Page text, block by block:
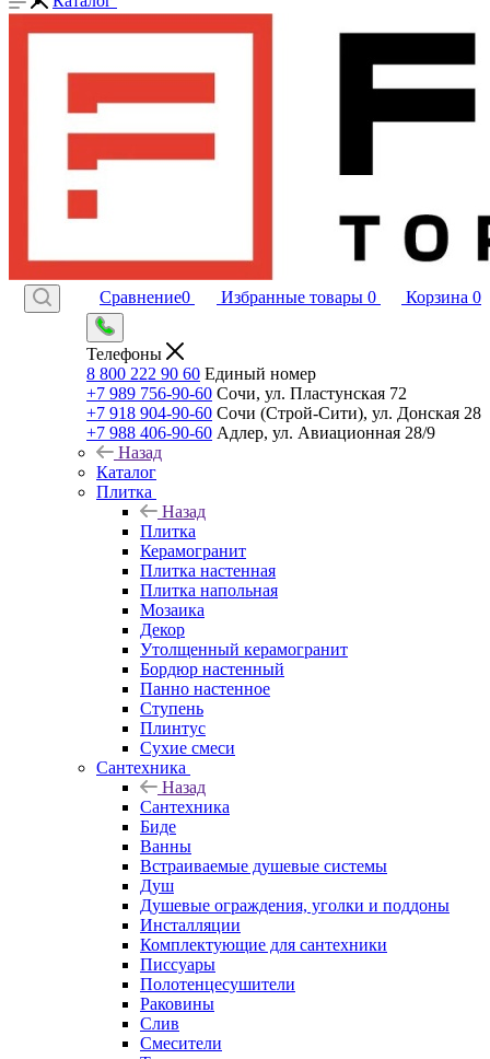
Сравнение0 Избранные товары 0 Корзина 0
Телефоны
8 800 222 90 60 Единый номер
+7 989 756-90-60 Сочи, ул. Пластунская 72
+7 918 904-90-60 Сочи (Строй-Сити), ул. Донская 28
+7 988 406-90-60 Адлер, ул. Авиационная 28/9
Назад
Каталог
Плитка
Назад
Плитка
Керамогранит
Плитка настенная
Плитка напольная
Мозаика
Декор
Утолщенный керамогранит
Бордюр настенный
Панно настенное
Ступень
Плинтус
Сухие смеси
Сантехника
Назад
Сантехника
Биде
Ванны
Встраиваемые душевые системы
Душ
Душевые ограждения, уголки и поддоны
Инсталляции
Комплектующие для сантехники
Писсуары
Полотенцесушители
Раковины
Слив
Смесители